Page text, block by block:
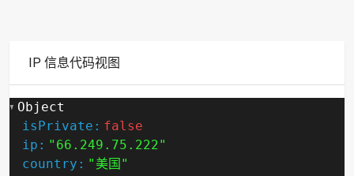
IP 信息代码视图
Object
isPrivate: false
ip: "66.249.75.222"
country: "美国"